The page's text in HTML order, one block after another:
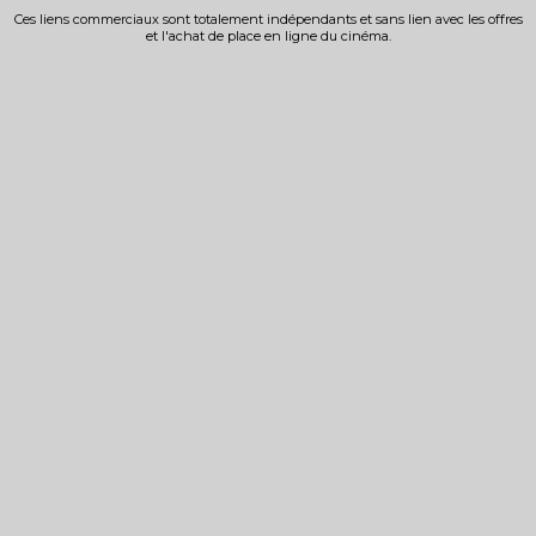
Ces liens commerciaux sont totalement indépendants et sans lien avec les offres
et l'achat de place en ligne du cinéma.